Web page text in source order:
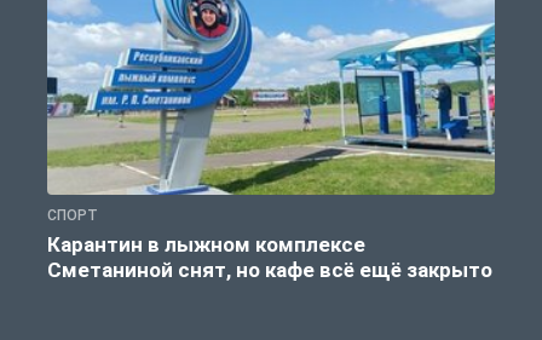
СПОРТ
Карантин в лыжном комплексе
Сметаниной снят, но кафе всё ещё закрыто